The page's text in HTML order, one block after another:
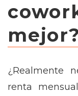
mejor?
¿Realmente
renta